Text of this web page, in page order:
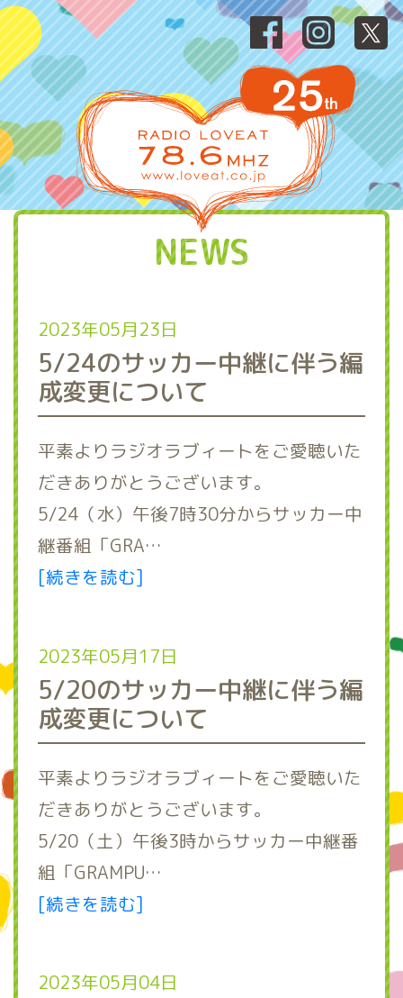
NEWS
2023年05月23日
5/24のサッカー中継に伴う編
成変更について
平素よりラジオラブィートをご愛聴いた
だきありがとうございます。
5/24（水）午後7時30分からサッカー中
継番組「GRA…
[続きを読む]
2023年05月17日
5/20のサッカー中継に伴う編
成変更について
平素よりラジオラブィートをご愛聴いた
だきありがとうございます。
5/20（土）午後3時からサッカー中継番
組「GRAMPU…
[続きを読む]
2023年05月04日